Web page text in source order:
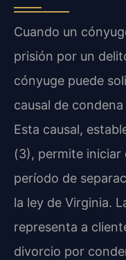
Cuando un
prisión por un
cónyuge puede
causal de
Esta causal,
(3), permite iniciar
período de
la ley de Virginia.
representa a
divorcio por